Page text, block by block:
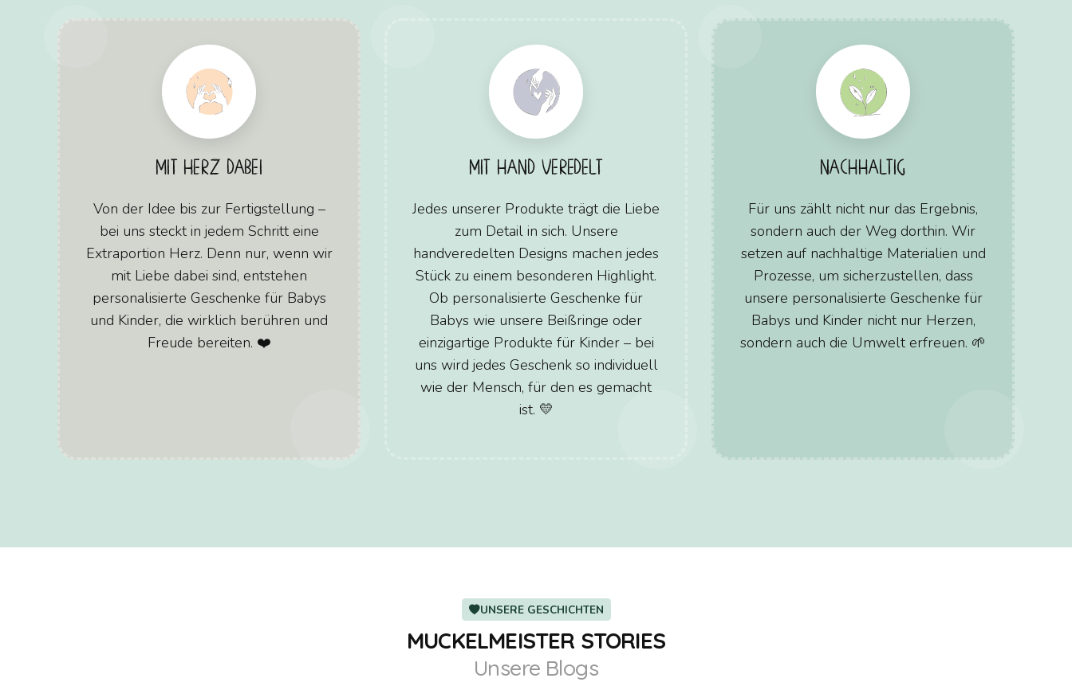
MIT HERZ DABEI
Von der Idee bis zur Fertigstellung –
bei uns steckt in jedem Schritt eine
Extraportion Herz. Denn nur, wenn wir
mit Liebe dabei sind, entstehen
personalisierte Geschenke für Babys
und Kinder, die wirklich berühren und
Freude bereiten. ❤️
MIT HAND VEREDELT
Jedes unserer Produkte trägt die Liebe
zum Detail in sich. Unsere
handveredelten Designs machen jedes
Stück zu einem besonderen Highlight.
Ob personalisierte Geschenke für
Babys wie unsere Beißringe oder
einzigartige Produkte für Kinder – bei
uns wird jedes Geschenk so individuell
wie der Mensch, für den es gemacht
ist. 💛
NACHHALTIG
Für uns zählt nicht nur das Ergebnis,
sondern auch der Weg dorthin. Wir
setzen auf nachhaltige Materialien und
Prozesse, um sicherzustellen, dass
unsere personalisierte Geschenke für
Babys und Kinder nicht nur Herzen,
sondern auch die Umwelt erfreuen. 🌱
UNSERE GESCHICHTEN
MUCKELMEISTER STORIES
Unsere Blogs